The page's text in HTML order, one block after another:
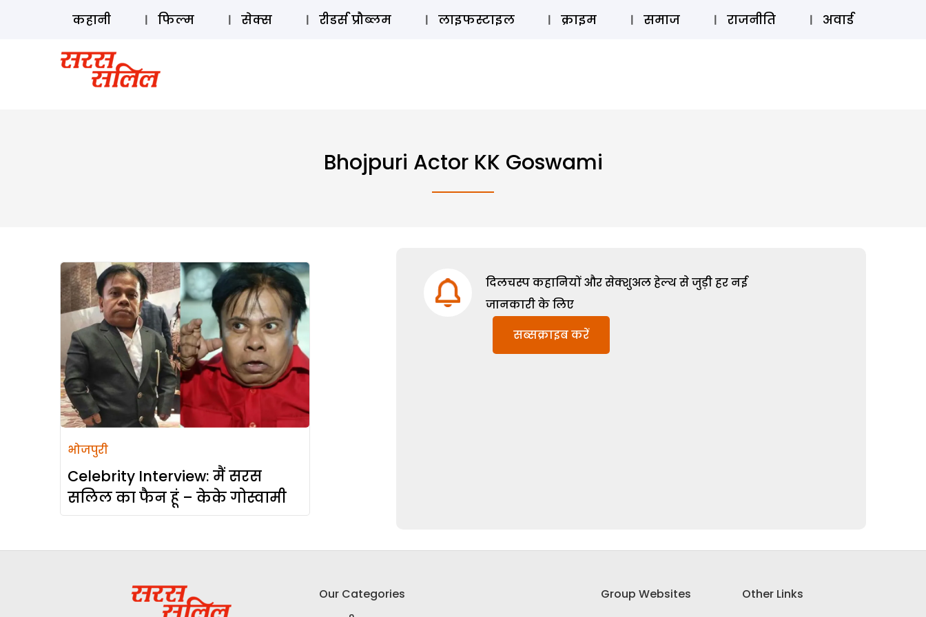
ऑडियो स्टोरी लॉग इन ⚲ SUBSCRIBE
कहानी फिल्म सेक्स रीडर्स प्रौब्लम लाइफस्टाइल क्राइम समाज राजनीति अवार्ड
Bhojpuri Actor KK Goswami
भोजपुरी
Celebrity Interview: मैं सरस
सलिल का फैन हूं – केके गोस्वामी
दिलचस्प कहानियों और सेक्शुअल हेल्थ से जुड़ी हर नई
जानकारी के लिए
सब्सक्राइब करें
Our Categories
Group Websites
Other Links